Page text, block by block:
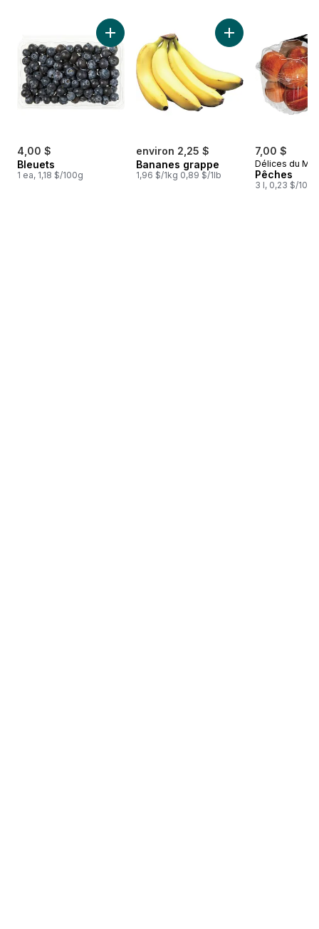
sauter Meilleures ventes
4,00 $
Bleuets
1 ea, 1,18 $/100g
Ajouter Bleuets au panier
environ 2,25 $
Bananes grappe
1,96 $/1kg 0,89 $/1lb
Ajouter Bananes
7,00 $
Délices du
Pêches
3 l, 0,23 $/